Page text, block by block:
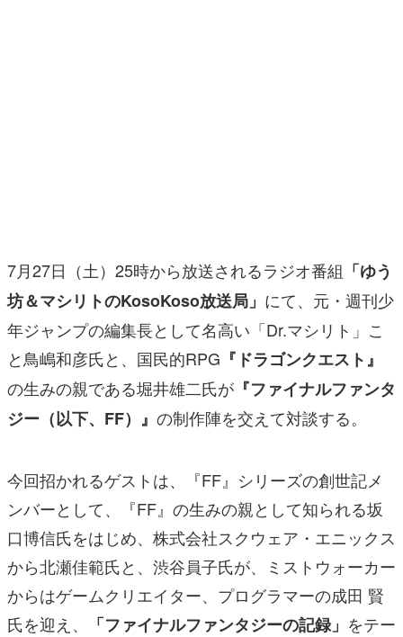
その他
電ファミニコゲーマーとは？
運営：株式会社マレ
7月27日（土）25時から放送されるラジオ番組 「ゆう
坊＆マシリトのKosoKoso放送局」 にて、元・週刊少
年ジャンプの編集長として名高い「Dr.マシリト」こ
と鳥嶋和彦氏と、国民的RPG 『ドラゴンクエスト』
の生みの親である堀井雄二氏が 『ファイナルファンタ
ジー（以下、FF）』 の制作陣を交えて対談する。
今回招かれるゲストは、『FF』シリーズの創世記メ
ンバーとして、『FF』の生みの親として知られる坂
口博信氏をはじめ、株式会社スクウェア・エニックス
から北瀬佳範氏と、渋谷員子氏が、ミストウォーカー
からはゲームクリエイター、プログラマーの成田 賢
氏を迎え、
「ファイナルファンタジーの記録」 をテー